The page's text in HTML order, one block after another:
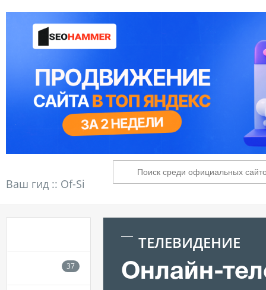
Ваш гид :: Of-Si
ТЕЛЕВИДЕНИЕ
Онлайн-